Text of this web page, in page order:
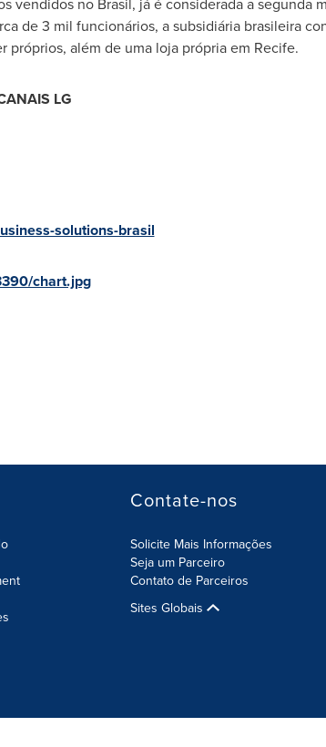
de 3 mil funcionários, a subsidiária brasileira
além de uma loja própria em Recife.
LG
solutions-brasil
chart.jpg
Contate-nos
Solicite Mais Informações
Seja um Parceiro
Contato de Parceiros
Sites Globais